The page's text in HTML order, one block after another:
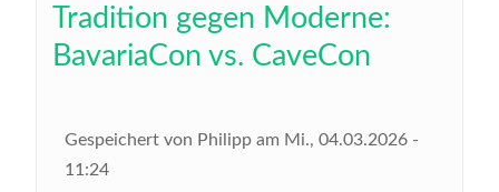
Tradition gegen Moderne:
BavariaCon vs. CaveCon
Gespeichert von Philipp am Mi., 04.03.2026 -
11:24